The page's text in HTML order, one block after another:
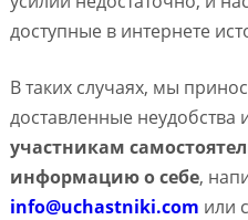
доступные в интернете
В таких случаях, мы
доставленные неудобства
участникам
информацию о себе,
info@uchastniki.com или